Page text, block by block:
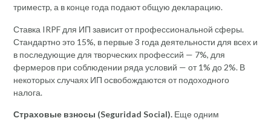
триместр, а в конце года подают общую декларацию.
Ставка IRPF для ИП зависит от профессиональной сферы.
Стандартно это 15%, в первые 3 года деятельности для всех и
в последующие для творческих профессий — 7%, для
фермеров при соблюдении ряда условий — от 1% до 2%. В
некоторых случаях ИП освобождаются от подоходного
налога.
Страховые взносы (Seguridad Social). Еще одним